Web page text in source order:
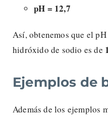
pH = 12,7
Así, obtenemos que el
hidróxido de sodio es de
Ejemplos de
Además de los ejemplos